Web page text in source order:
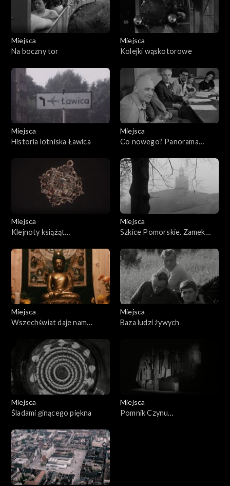
Miejsca
Na boczny tor
Miejsca
Kolejki wąskotorowe
Miejsca
Historia lotniska Ławica
Miejsca
Co nowego? Panorama
Miejsca
Klejnoty książąt
Miejsca
Szkice Pomorskie. Zamek
Miejsca
Wszechświat daje nam
Miejsca
Baza ludzi żywych
Miejsca
Śladami ginącego piękna
Miejsca
Pomnik Czynu